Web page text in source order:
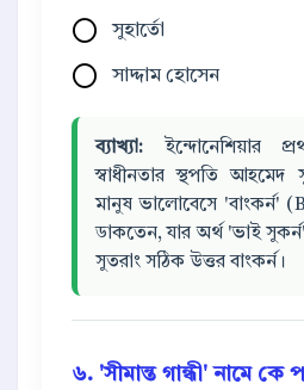
সুহার্তো
সাদ্দাম হোসেন
ব্যাখ্যা: ইন্দোনেশিয়ার
স্বাধীনতার স্থপতি আহমেদ
মানুষ ভালোবেসে 'বাংকর্ন'
ডাকতেন, যার অর্থ 'ভাই
সুতরাং সঠিক উত্তর বাংকর্ন।
৬. 'সীমান্ত গান্ধী' নামে কে